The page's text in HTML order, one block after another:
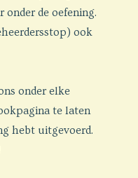
de oefening.
ook
onder elke
te laten
hebt uitgevoerd.